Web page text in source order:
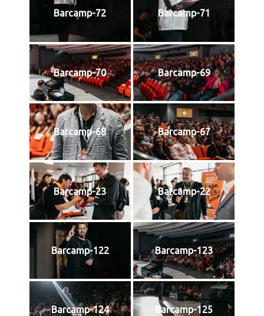
Barcamp-72 Barcamp-71
Barcamp-70 Barcamp-69
Barcamp-68 Barcamp-67
Barcamp-23 Barcamp-22
Barcamp-122 Barcamp-123
Barcamp-124 Barcamp-125